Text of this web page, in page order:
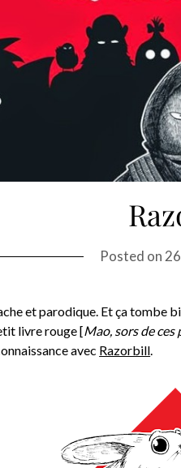
Posted on
et parodique. Et ça tombe
livre rouge [Mao, sors de ces
avec Razorbill.